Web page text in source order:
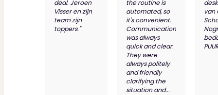
deal. Jeroen
Visser en zijn
team zijn
toppers."
the routine is
automated, so
it's convenient.
Communication
was always
quick and clear.
They were
always politely
and friendly
clarifying the
situation and...
van